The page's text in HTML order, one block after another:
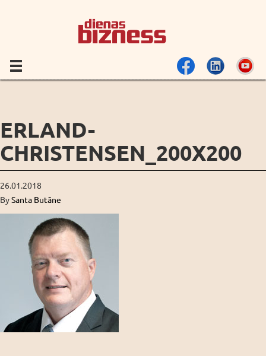
ERLAND-
CHRISTENSEN_200X200
26.01.2018
BySanta Butāne